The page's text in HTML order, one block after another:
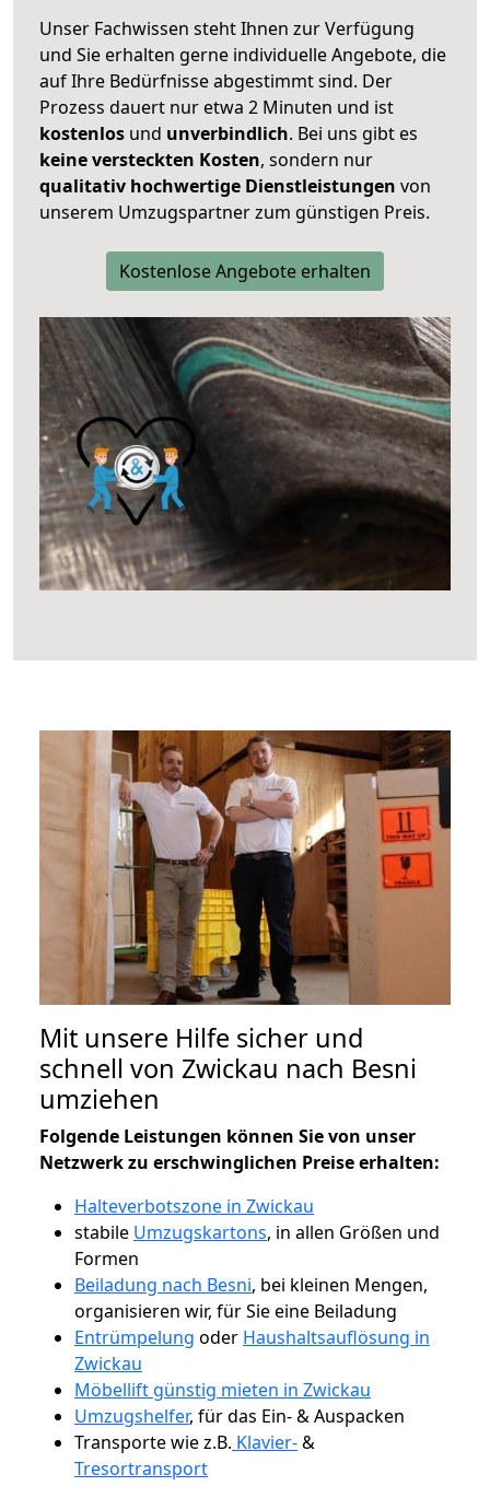
Unser Fachwissen steht Ihnen zur Verfügung
und Sie erhalten gerne individuelle Angebote, die
auf Ihre Bedürfnisse abgestimmt sind. Der
Prozess dauert nur etwa 2 Minuten und ist
kostenlos und unverbindlich. Bei uns gibt es
keine versteckten Kosten, sondern nur
qualitativ hochwertige Dienstleistungen von
unserem Umzugspartner zum günstigen Preis.
Kostenlose Angebote erhalten
Mit unsere Hilfe sicher und
schnell von Zwickau nach Besni
umziehen
Folgende Leistungen können Sie von unser
Netzwerk zu erschwinglichen Preise erhalten:
Halteverbotszone in Zwickau
stabile Umzugskartons, in allen Größen und
Formen
Beiladung nach Besni, bei kleinen Mengen,
organisieren wir, für Sie eine Beiladung
Entrümpelung oder Haushaltsauflösung in
Zwickau
Möbellift günstig mieten in Zwickau
Umzugshelfer, für das Ein- & Auspacken
Transporte wie z.B. Klavier-&
Tresortransport